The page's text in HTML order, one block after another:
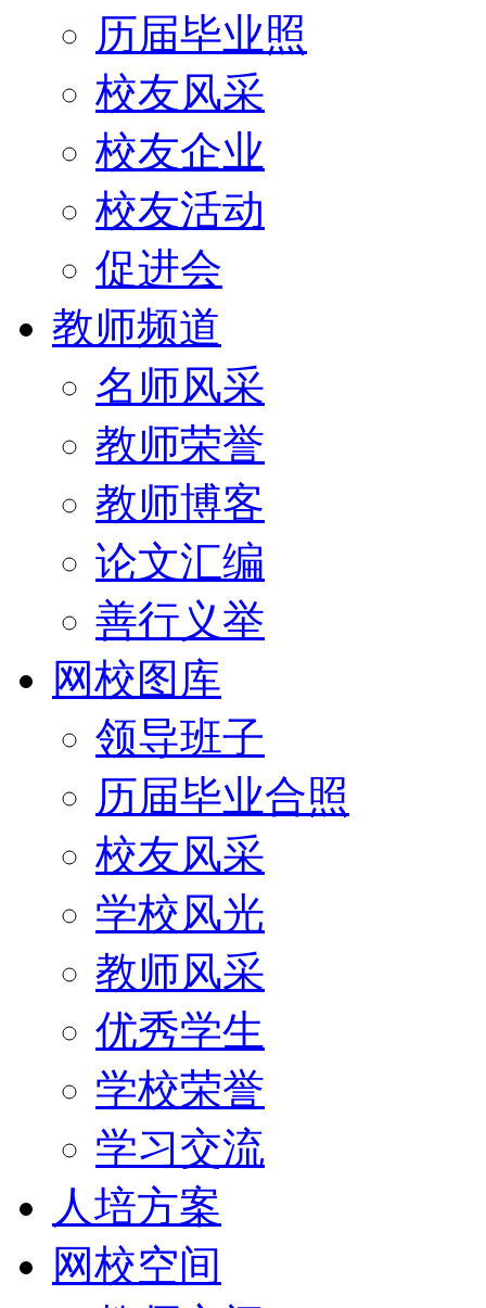
历届毕业照
校友风采
校友企业
校友活动
促进会
教师频道
名师风采
教师荣誉
教师博客
论文汇编
善行义举
网校图库
领导班子
历届毕业合照
校友风采
学校风光
教师风采
优秀学生
学校荣誉
学习交流
人培方案
网校空间